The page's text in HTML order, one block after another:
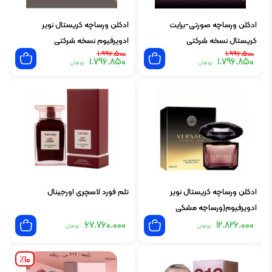
ادکلن ورساچه صورتی-برایت
کریستال نسخه شرکتی
1.996.500
قیمت
اصلی:
1.796.850 تومان
قیمت
فعلی:
ادکلن ورساچه کریستال نویر
ادوپرفیوم نسخه شرکتی
1.996.500
قیمت
اصلی:
1.796.850 تومان
قیمت
فعلی:
ادکلن ورساچه کریستال نویر
ادوپرفیوم(ورساچه مشکی
12.826.000 تومان
تلم فورد لاسچری اورجینال
67.760.000 تومان
٪10